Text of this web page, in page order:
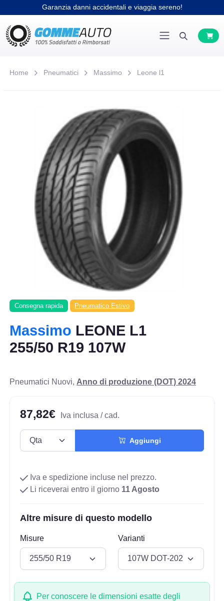
Garanzia danni accidentali e viaggia sereno!
Home Pneumatici Massimo Leone l1
Consegna rapida Pneumatico Estivo
Massimo LEONE L1
255/50 R19 107W
Pneumatici Nuovi, Anno di produzione (DOT) 2024
87,82€ Iva inclusa / cad.
Aggiungi
Iva e spedizione incluse nel prezzo.
Li riceverai entro il giorno 11 Agosto
Altre misure di questo modello
Misure Varianti
Per conoscere le dimensioni esatte degli